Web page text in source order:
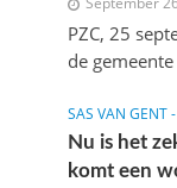
PZC, 25
de
SAS VAN GENT
Nu is het
komt een